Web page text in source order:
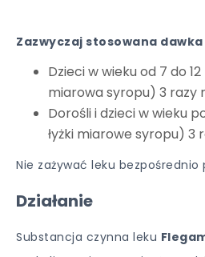
Zazwyczaj stosowana
Dzieci w wieku od 7 do 12
miarowa syropu) 3 razy
Dorośli i dzieci w wieku
łyżki miarowe syropu) 3
Nie zażywać leku bezpośrednio
Działanie
Substancja czynna leku